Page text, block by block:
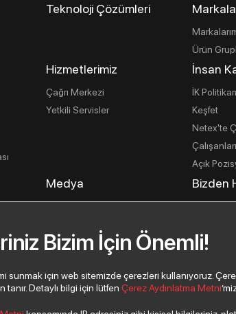
Teknoloji Çözümleri
Ürün
Hizmetlerimiz
Çağrı Merkezi
Yetkili Servisler
İnsan
İK
Keşfet
Netex'te
Açık
Medya
Basın Bültenleri
Bizden
İletişim
Bizim İçin Önemli!
sunmak için web sitemizde çerezleri kullanıyoruz.
tanır. Detaylı bilgi için lütfenÇerez Aydınlatma Metni